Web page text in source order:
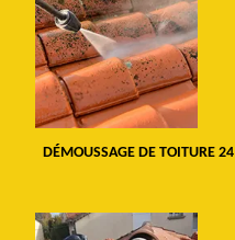
DÉMOUSSAGE DE TOITURE 24